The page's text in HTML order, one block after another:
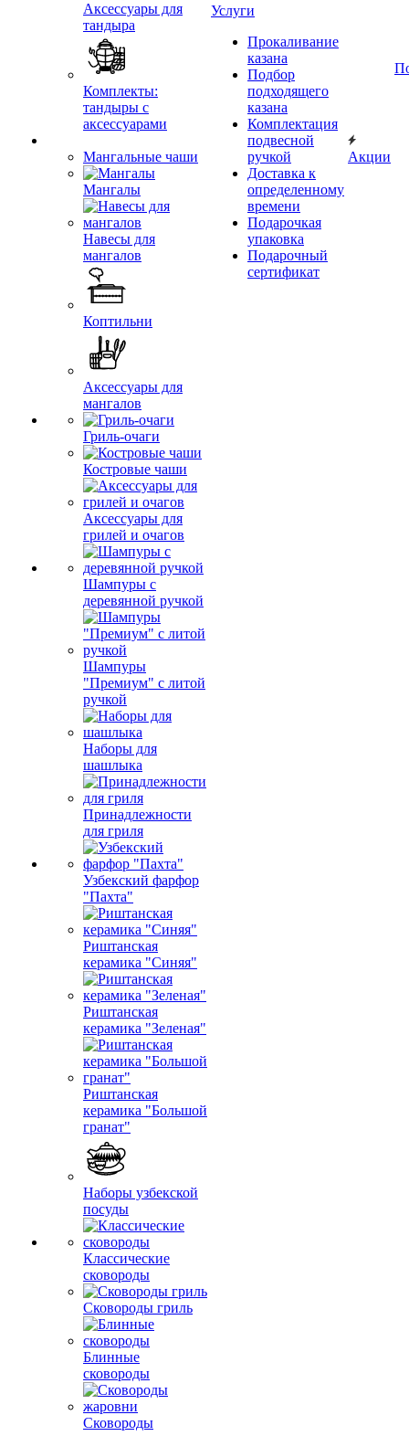
Аксессуары для
тандыра
Комплекты:
тандыры с
аксессуарами
Мангальные чаши
Мангалы
Навесы для
мангалов
Коптильни
Аксессуары для
мангалов
Гриль-очаги
Костровые чаши
Аксессуары для
грилей и очагов
Шампуры с
деревянной ручкой
Шампуры
"Премиум" с литой
ручкой
Наборы для
шашлыка
Принадлежности
для гриля
Узбекский фарфор
"Пахта"
Риштанская
керамика "Синяя"
Риштанская
керамика "Зеленая"
Риштанская
керамика "Большой
гранат"
Наборы узбекской
посуды
Классические
сковороды
Сковороды гриль
Блинные
сковороды
Сковороды
Услуги
Прокаливание
казана
Подбор
подходящего
казана
Комплектация
подвесной
ручкой
Доставка к
определенному
времени
Подарочкая
упаковка
Подарочный
сертификат
Акции